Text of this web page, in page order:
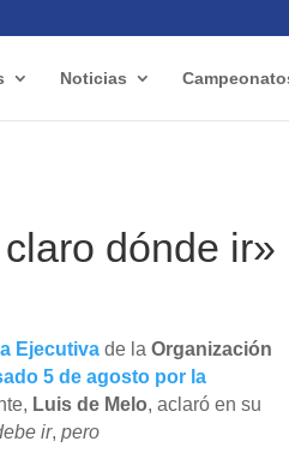
Noticias
dónde ir»
Ejecutiva de la Organización
5 de agosto por la
Luis de Melo, aclaró en su
ir, pero